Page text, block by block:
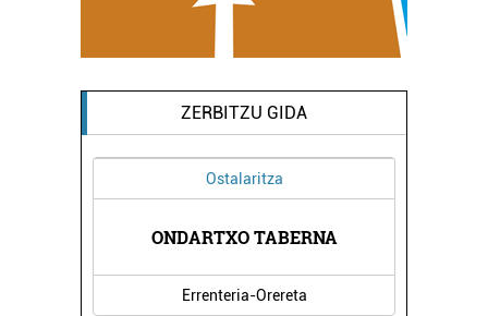
ZERBITZU GIDA
Ostalaritza
ONDARTXO TABERNA
Errenteria-Orereta